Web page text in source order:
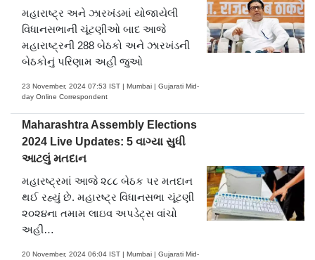
મહારાષ્ટ્ર અને ઝારખંડમાં યોજાયેલી
વિધાનસભાની ચૂંટણીઓ બાદ આજે
મહારાષ્ટ્રની 288 બેઠકો અને ઝારખંડની
બેઠકોનું પરિણામ અહીં જુઓ
23 November, 2024 07:53 IST | Mumbai | Gujarati Mid-
day Online Correspondent
Maharashtra Assembly Elections
2024 Live Updates: 5 વાગ્યા સુધી
આટલું મતદાન
મહારષ્ટ્રમાં આજે ૨૮૮ બેઠક પર મતદાન
થઈ રહ્યું છે. મહારષ્ટ્ર વિધાનસભા ચૂંટણી
૨૦૨૪ના તમામ લાઇવ અપડેટ્સ વાંચો
અહીં…
20 November, 2024 06:04 IST | Mumbai | Gujarati Mid-